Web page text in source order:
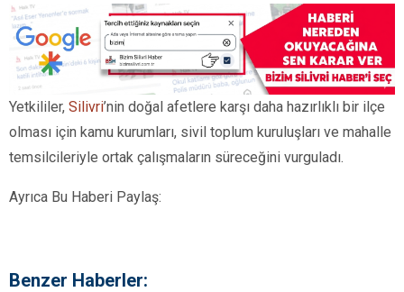
Yetkililer, Silivri’nin doğal afetlere karşı daha hazırlıklı bir ilçe
olması için kamu kurumları, sivil toplum kuruluşları ve mahalle
temsilcileriyle ortak çalışmaların süreceğini vurguladı.
Ayrıca Bu Haberi Paylaş:
Benzer Haberler: